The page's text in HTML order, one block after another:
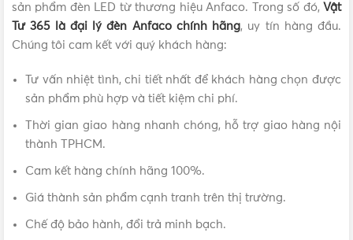
sản phẩm đèn LED từ thương hiệu Anfaco. Trong số đó, Vật
Tư 365là đại lý đèn Anfaco chính hãng, uy tín hàng đầu.
Chúng tôi cam kết với quý khách hàng:
Tư vấn nhiệt tình, chi tiết nhất để khách hàng chọn được
sản phẩm phù hợp và tiết kiệm chi phí.
Thời gian giao hàng nhanh chóng, hỗ trợ giao hàng nội
thành TPHCM.
Cam kết hàng chính hãng 100%.
Giá thành sản phẩm cạnh tranh trên thị trường.
Chế độ bảo hành, đổi trả minh bạch.